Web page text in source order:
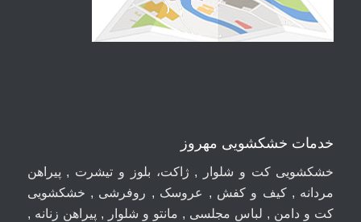
خدمات خشکشویی مهروز
خشکشویی کت و شلوار , ژاکت، بلوز و تیشرت , پیراهن
مردانه , کیف و کفش , عروسک , روفرشی , خشکشویی
کت و دامن , لباس مجلسی , مانتو و شلوار , پیراهن زنانه ,